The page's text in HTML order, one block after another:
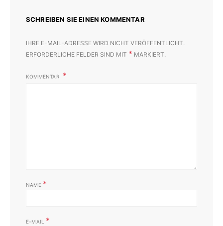
SCHREIBEN SIE EINEN KOMMENTAR
IHRE E-MAIL-ADRESSE WIRD NICHT VERÖFFENTLICHT.
ERFORDERLICHE FELDER SIND MIT * MARKIERT.
KOMMENTAR
NAME *
E-MAIL *